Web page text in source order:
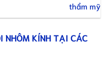
thẩm mỹ
NHÔM KÍNH TẠI CÁC